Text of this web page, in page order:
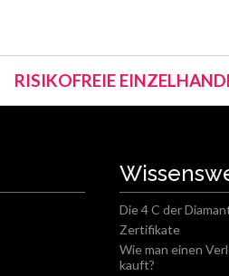
RISIKOFREIE
Die 4 C der
Zertifikate
Wie man einen
kauft?